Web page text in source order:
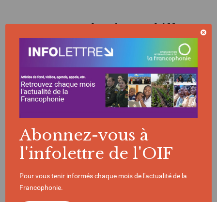
La Francophonie en chiffres
396
90
Abonnez-vous à
l'infolettre de l'OIF
Pour vous tenir informés chaque mois de l'actualité de la
Francophonie.